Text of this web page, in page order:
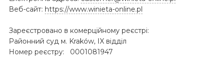
Веб-сайт: https://www.winieta-online.pl
Зареєстровано в комерційному реєстрі:
Районний суд м. Kraków, IX відділ
Номер реєстру: 0001081947